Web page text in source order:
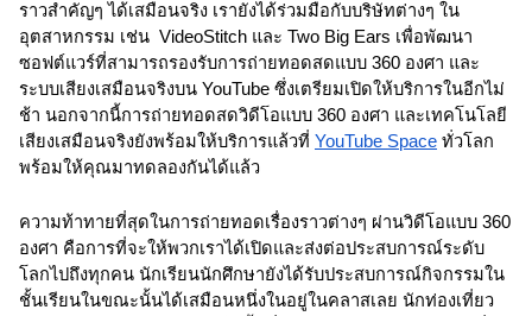
ราวสำคัญๆ ได้เสมือนจริง เรายังได้ร่วมมือกับบริษัทต่างๆ ใน
อุตสาหกรรม เช่น  VideoStitch และ Two Big Ears เพื่อพัฒนา
ซอฟต์แวร์ที่สามารถรองรับการถ่ายทอดสดแบบ 360 องศา และ
ระบบเสียงเสมือนจริงบน YouTube ซึ่งเตรียมเปิดให้บริการในอีกไม่
ช้า นอกจากนี้การถ่ายทอดสดวิดีโอแบบ 360 องศา และเทคโนโลยี
เสียงเสมือนจริงยังพร้อมให้บริการแล้วที่ YouTube Space ทั่วโลก
พร้อมให้คุณมาทดลองกันได้แล้ว
ความท้าทายที่สุดในการถ่ายทอดเรื่องราวต่างๆ ผ่านวิดีโอแบบ 360
องศา คือการที่จะให้พวกเราได้เปิดและส่งต่อประสบการณ์ระดับ
โลกไปถึงทุกคน นักเรียนนักศึกษายังได้รับประสบการณ์กิจกรรมใน
ชั้นเรียนในขณะนั้นได้เสมือนหนึ่งในอยู่ในคลาสเลย นักท่องเที่ยว